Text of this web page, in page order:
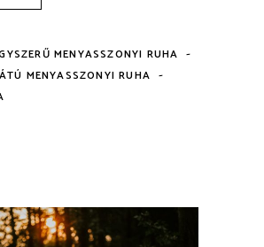
MENYASSZONYI RUHA -
MENYASSZONYI RUHA -